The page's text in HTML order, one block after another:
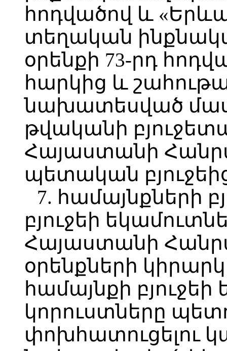
հոդվածով և
տեղական
օրենքի 73-րդ
հարկից և
նախատեսված
թվականի
Հայաստանի
պետական
7. համայնքների
բյուջեի
Հայաստանի
օրենքների
համայնքի
կորուստները
փոխհատուցելու